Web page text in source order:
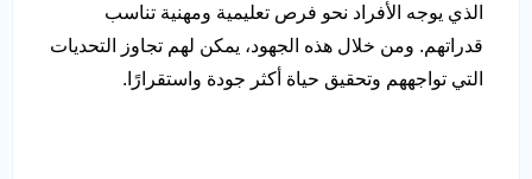
الذي يوجه الأفراد نحو فرص تعليمية ومهنية تناسب
قدراتهم. ومن خلال هذه الجهود، يمكن لهم تجاوز التحديات
التي تواجههم وتحقيق حياة أكثر جودة واستقرارًا.